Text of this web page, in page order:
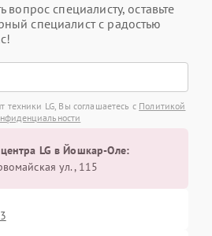
вопрос специалисту, оставьте
специалист с радостью
техники LG, Вы соглашаетесь с Политикой
LG в Йошкар-Оле:
ул., 115